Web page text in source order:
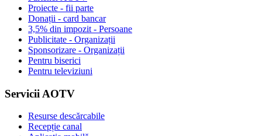
Proiecte - fii parte
Donații - card bancar
3,5% din impozit - Persoane
Publicitate - Organizații
Sponsorizare - Organizații
Pentru biserici
Pentru televiziuni
Servicii AOTV
Resurse descărcabile
Recepție canal